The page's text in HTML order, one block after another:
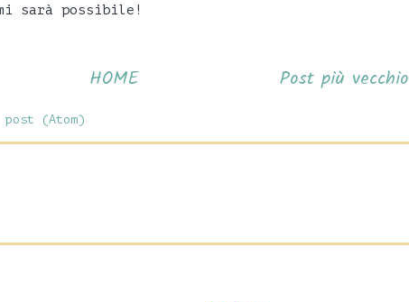
mi sarà possibile!
Post più vecchio
HOME
post (Atom)